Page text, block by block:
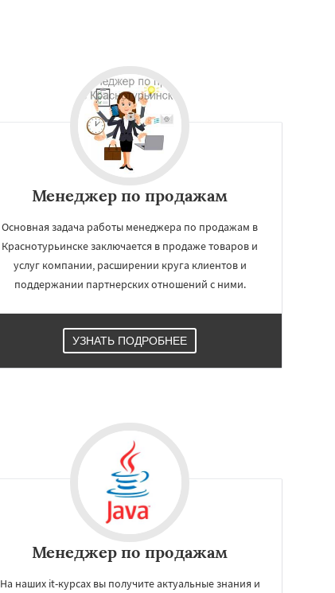
Менеджер по продажам
Основная задача работы менеджера по продажам в
Краснотурьинске заключается в продаже товаров и
услуг компании, расширении круга клиентов и
поддержании партнерских отношений с ними.
УЗНАТЬ ПОДРОБНЕЕ
Менеджер по продажам
На наших it-курсах вы получите актуальные знания и